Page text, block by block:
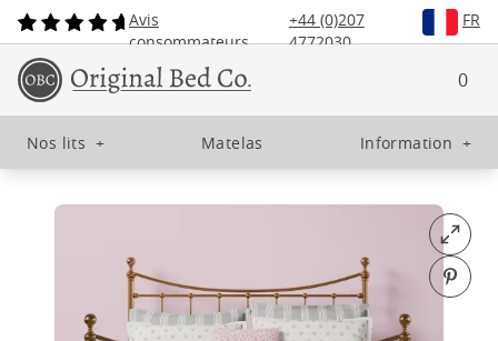
Avis
consommateurs
+44 (0)207
4772030
FR
0
Nos lits + Matelas Information +
Open
Pin